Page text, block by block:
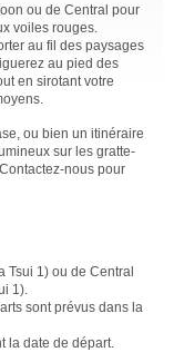
ou de Central pour
voiles rouges.
au fil des paysages
au pied des
en sirotant votre
ou bien un itinéraire
sur les gratte-
nous pour
Tsui 1) ou de Central
1).
sont prévus dans la
la date de départ.